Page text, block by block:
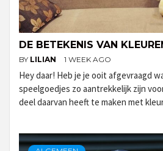
DE BETEKENIS VAN
BY LILIAN 1 WEEK AGO
Hey daar! Heb je je ooit afgevraagd
speelgoedjes zo aantrekkelijk zijn
deel daarvan heeft te maken met